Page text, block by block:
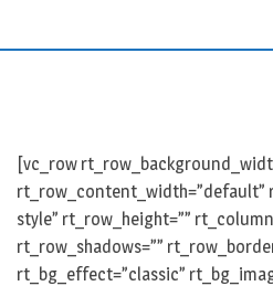
[vc_row
rt_row_content_width=”default”
style” rt_row_height=””
rt_row_shadows=””
rt_bg_effect=”classic”